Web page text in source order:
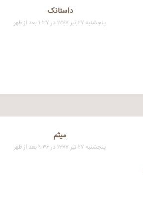
داستانک
پنجشنبه ۲۷ تیر ۱۳۸۷ در ۱:۳۷ بعد از ظهر
میثم
پنجشنبه ۲۷ تیر ۱۳۸۷ در ۹:۳۶ بعد از ظهر